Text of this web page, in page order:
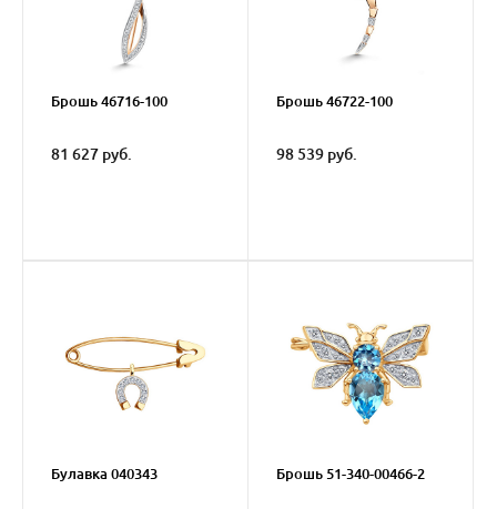
Брошь 46716-100
81 627 руб.
Брошь 46722-100
98 539 руб.
Булавка 040343 Брошь 51-340-00466-2